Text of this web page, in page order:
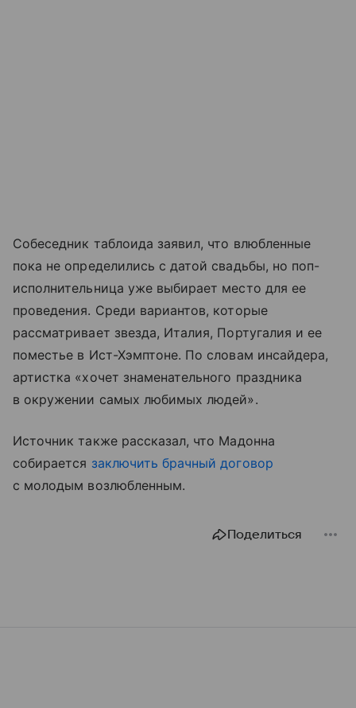
Собеседник таблоида заявил, что влюбленные
пока не определились с датой свадьбы, но поп-
исполнительница уже выбирает место для ее
проведения. Среди вариантов, которые
рассматривает звезда, Италия, Португалия и ее
поместье в Ист-Хэмптоне. По словам инсайдера,
артистка «хочет знаменательного праздника
в окружении самых любимых людей».
Источник также рассказал, что Мадонна
собирается заключить брачный договор
с молодым возлюбленным.
Поделиться